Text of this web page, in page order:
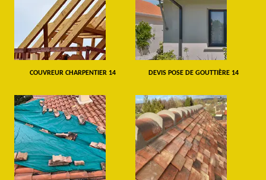
COUVREUR CHARPENTIER 14 DEVIS POSE DE GOUTTIÈRE 14